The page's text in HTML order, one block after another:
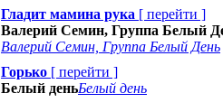
Гладит мамина рука [ перейти ]
Валерий Семин, Группа Белый
Валерий Семин, Группа Белый День
Горько [ перейти ]
Белый деньБелый день